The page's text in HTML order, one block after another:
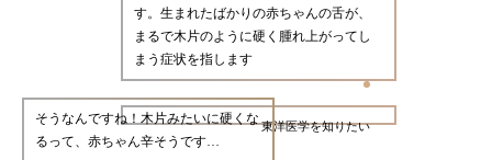
す。生まれたばかりの赤ちゃんの舌が、
まるで木片のように硬く腫れ上がってし
まう症状を指します
東洋医学を知りたい
そうなんですね！木片みたいに硬くな
るって、赤ちゃん辛そうです…